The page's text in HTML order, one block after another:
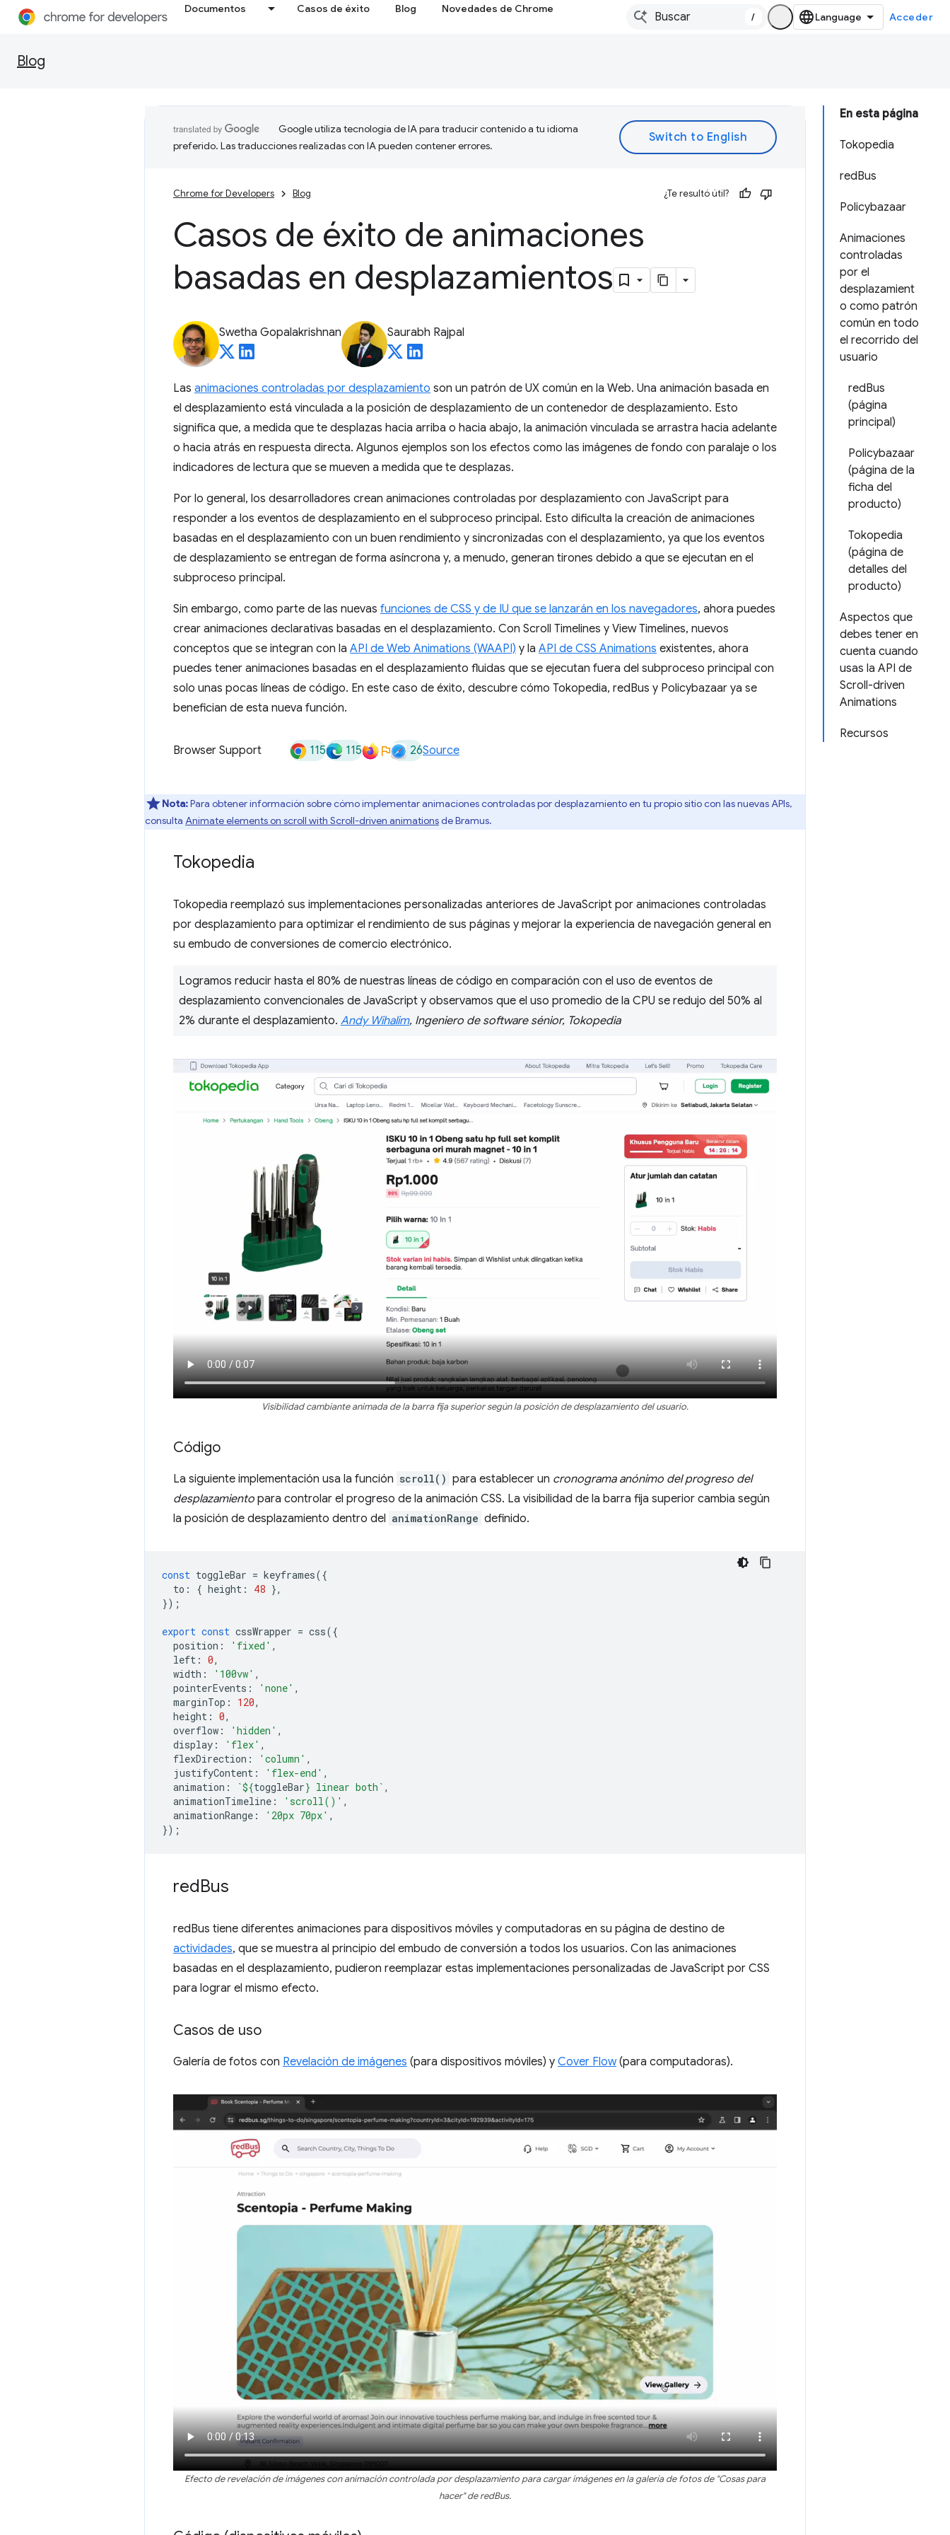
Documentos Casos de éxito Blog Novedades de Chrome
/ Acceder
Blog
En esta página
Tokopedia
redBus
Policybazaar
Animaciones
controladas
por el
desplazamient
o como patrón
común en todo
el recorrido del
usuario
redBus
(página
principal)
Policybazaar
(página de la
ficha del
producto)
Tokopedia
(página de
detalles del
producto)
Aspectos que
debes tener en
cuenta cuando
usas la API de
Scroll-driven
Animations
Recursos
Google utiliza tecnología de IA para traducir contenido a tu idioma
preferido. Las traducciones realizadas con IA pueden contener errores.
Chrome for Developers Blog ¿Te resultó útil?
Casos de éxito de animaciones
basadas en desplazamientos
Swetha Gopalakrishnan Saurabh Rajpal
Las animaciones controladas por desplazamiento son un patrón de UX común en la Web. Una animación basada en
el desplazamiento está vinculada a la posición de desplazamiento de un contenedor de desplazamiento. Esto
significa que, a medida que te desplazas hacia arriba o hacia abajo, la animación vinculada se arrastra hacia adelante
o hacia atrás en respuesta directa. Algunos ejemplos son los efectos como las imágenes de fondo con paralaje o los
indicadores de lectura que se mueven a medida que te desplazas.
Por lo general, los desarrolladores crean animaciones controladas por desplazamiento con JavaScript para
responder a los eventos de desplazamiento en el subproceso principal. Esto dificulta la creación de animaciones
basadas en el desplazamiento con un buen rendimiento y sincronizadas con el desplazamiento, ya que los eventos
de desplazamiento se entregan de forma asíncrona y, a menudo, generan tirones debido a que se ejecutan en el
subproceso principal.
Sin embargo, como parte de las nuevas funciones de CSS y de IU que se lanzarán en los navegadores, ahora puedes
crear animaciones declarativas basadas en el desplazamiento. Con Scroll Timelines y View Timelines, nuevos
conceptos que se integran con la API de Web Animations (WAAPI) y la API de CSS Animations existentes, ahora
puedes tener animaciones basadas en el desplazamiento fluidas que se ejecutan fuera del subproceso principal con
solo unas pocas líneas de código. En este caso de éxito, descubre cómo Tokopedia, redBus y Policybazaar ya se
benefician de esta nueva función.
Browser Support 115 115 26Source
Nota:Para obtener información sobre cómo implementar animaciones controladas por desplazamiento en tu propio sitio con las nuevas APIs,
consulta Animate elements on scroll with Scroll-driven animationsde Bramus.
Tokopedia
Tokopedia reemplazó sus implementaciones personalizadas anteriores de JavaScript por animaciones controladas
por desplazamiento para optimizar el rendimiento de sus páginas y mejorar la experiencia de navegación general en
su embudo de conversiones de comercio electrónico.
Logramos reducir hasta el 80% de nuestras líneas de código en comparación con el uso de eventos de
desplazamiento convencionales de JavaScript y observamos que el uso promedio de la CPU se redujo del 50% al
2% durante el desplazamiento. Andy Wihalim, Ingeniero de software sénior, Tokopedia
Visibilidad cambiante animada de la barra fija superior según la posición de desplazamiento del usuario.
Código
La siguiente implementación usa la función scroll() para establecer un cronograma anónimo del progreso del
desplazamiento para controlar el progreso de la animación CSS. La visibilidad de la barra fija superior cambia según
la posición de desplazamiento dentro del animationRange definido.
const toggleBar = keyframes({
to : { height : 48 },
});
export const cssWrapper = css({
position : 'fixed' ,
left : 0,
width : '100vw' ,
pointerEvents : 'none' ,
marginTop : 120,
height : 0,
overflow : 'hidden' ,
display : 'flex' ,
flexDirection : 'column' ,
justifyContent : 'flex-end' ,
animation : `${toggleBar} linear both` ,
animationTimeline : 'scroll()' ,
animationRange : '20px 70px' ,
});
redBus
redBus tiene diferentes animaciones para dispositivos móviles y computadoras en su página de destino de
actividades, que se muestra al principio del embudo de conversión a todos los usuarios. Con las animaciones
basadas en el desplazamiento, pudieron reemplazar estas implementaciones personalizadas de JavaScript por CSS
para lograr el mismo efecto.
Casos de uso
Galería de fotos con Revelación de imágenes (para dispositivos móviles) y Cover Flow(para computadoras).
Efecto de revelación de imágenes con animación controlada por desplazamiento para cargar imágenes en la galería de fotos de "Cosas para
hacer" de redBus.